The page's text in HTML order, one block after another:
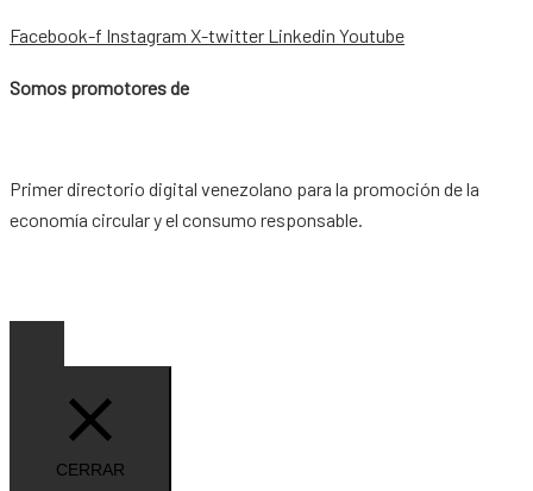
Facebook-f Instagram X-twitter Linkedin Youtube
Somos promotores de
Primer directorio digital venezolano para la promoción de la
economía circular y el consumo responsable.
CERRAR